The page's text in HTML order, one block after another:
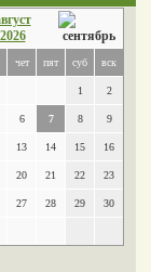
2026
чет пят суб вск
1 2
6 7 8 9
13 14 15 16
20 21 22 23
27 28 29 30